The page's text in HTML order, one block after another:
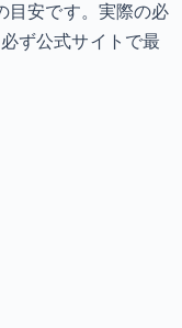
目安です。実際の必
ず公式サイトで最